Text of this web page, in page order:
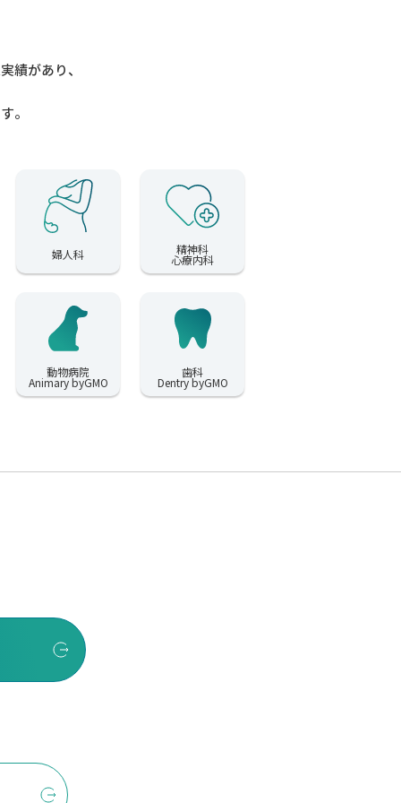
績があり、
。
婦人科 精神科
心療内科
動物病院
Animary byGMO
歯科
Dentry byGMO